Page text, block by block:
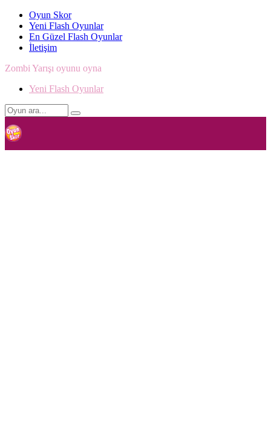
Oyun Skor
Yeni Flash Oyunlar
En Güzel Flash Oyunlar
İletişim
Zombi Yarışı oyunu oyna
Yeni Flash Oyunlar